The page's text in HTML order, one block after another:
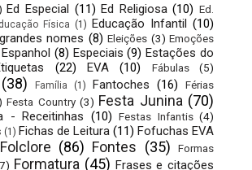
Ed Especial (11) Ed Religiosa (10) Ed.
Física (1) Educação Infantil (10)
nomes (8) Eleições (3) Emoções
Espanhol (8) Especiais (9) Estações do
(22) EVA (10) Fábulas (5)
(38) Família (1) Fantoches (16)
Férias
Festa Country (3) Festa Junina (70)
- Receitinhas (10) Festas Infantis (4)
(1) Fichas de Leitura (11) Fofuchas EVA
Folclore (86) Fontes (35)
Formas
Formatura (45) Frases e citações